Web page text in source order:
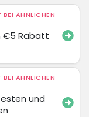
BEI ÄHNLICHEN
€5 Rabatt
BEI ÄHNLICHEN
und